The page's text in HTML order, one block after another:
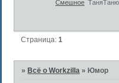
Смешное
Страница:1
» Всё о Workzilla » Юмор